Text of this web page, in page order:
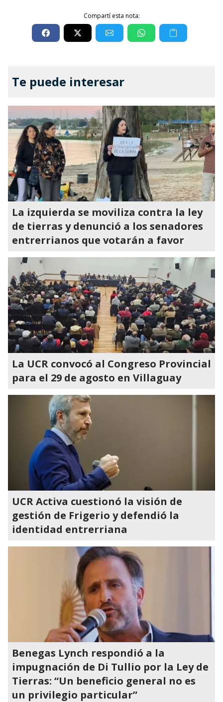
Compartí esta nota:
Te puede interesar
La izquierda se moviliza contra la ley
de tierras y denunció a los senadores
entrerrianos que votarán a favor
La UCR convocó al Congreso Provincial
para el 29 de agosto en Villaguay
UCR Activa cuestionó la visión de
gestión de Frigerio y defendió la
identidad entrerriana
Benegas Lynch respondió a la
impugnación de Di Tullio por la Ley de
Tierras: “Un beneficio general no es
un privilegio particular”